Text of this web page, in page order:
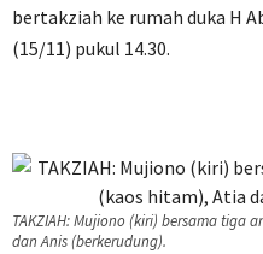
bertakziah ke rumah duka H
(15/11) pukul 14.30.
TAKZIAH: Mujiono (kiri) bersama tiga
dan Anis (berkerudung).